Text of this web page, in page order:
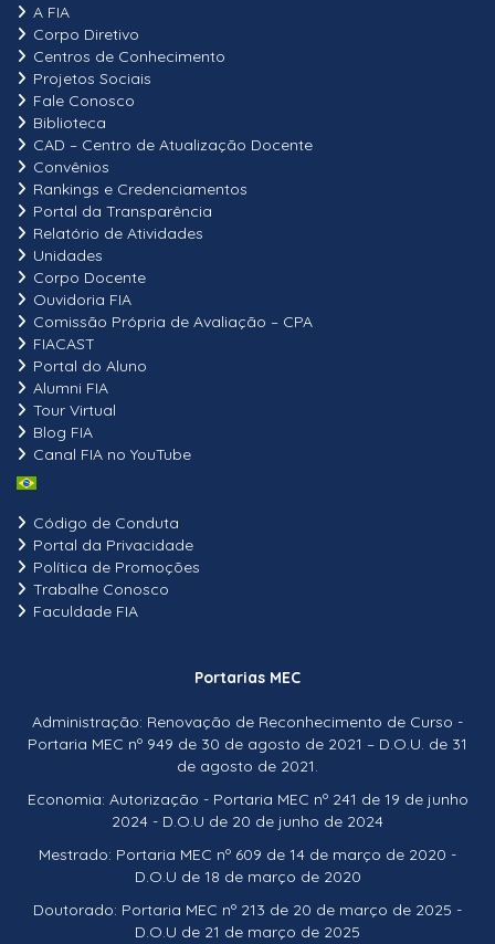
A FIA
Corpo Diretivo
Centros de Conhecimento
Projetos Sociais
Fale Conosco
Biblioteca
CAD – Centro de Atualização Docente
Convênios
Rankings e Credenciamentos
Portal da Transparência
Relatório de Atividades
Unidades
Corpo Docente
Ouvidoria FIA
Comissão Própria de Avaliação – CPA
FIACAST
Portal do Aluno
Alumni FIA
Tour Virtual
Blog FIA
Canal FIA no YouTube
Código de Conduta
Portal da Privacidade
Política de Promoções
Trabalhe Conosco
Faculdade FIA
Portarias MEC
Administração: Renovação de Reconhecimento de Curso -
Portaria MEC nº 949 de 30 de agosto de 2021 – D.O.U. de 31
de agosto de 2021.
Economia: Autorização - Portaria MEC nº 241 de 19 de junho
2024 - D.O.U de 20 de junho de 2024
Mestrado: Portaria MEC nº 609 de 14 de março de 2020 -
D.O.U de 18 de março de 2020
Doutorado: Portaria MEC nº 213 de 20 de março de 2025 -
D.O.U de 21 de março de 2025